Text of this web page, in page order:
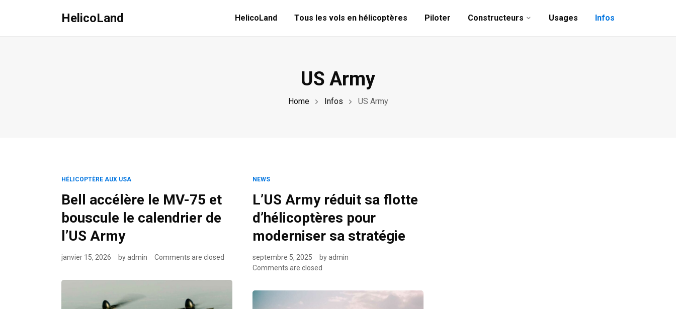
HelicoLand HelicoLand Tous les vols en hélicoptères Piloter Constructeurs Usages Infos
US Army
Home Infos US Army
HÉLICOPTÈRE AUX USA
Bell accélère le MV-75 et
bouscule le calendrier de
l’US Army
janvier 15, 2026 byadmin Comments are closed
NEWS
L’US Army réduit sa flotte
d’hélicoptères pour
moderniser sa stratégie
septembre 5, 2025 byadmin
Comments are closed